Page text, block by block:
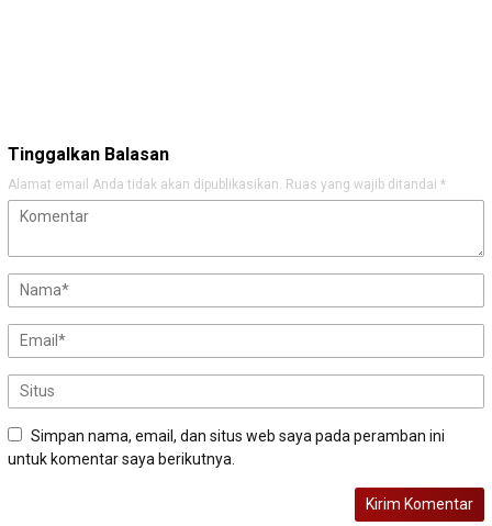
Tinggalkan Balasan
Alamat email Anda tidak akan dipublikasikan. Ruas yang wajib ditandai *
Simpan nama, email, dan situs web saya pada peramban ini
untuk komentar saya berikutnya.